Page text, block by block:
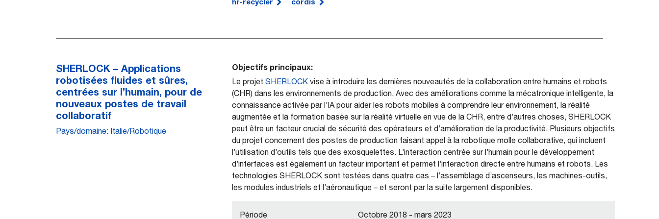
SHERLOCK – Applications
robotisées fluides et sûres,
centrées sur l’humain, pour de
nouveaux postes de travail
collaboratif
Pays/domaine: Italie/Robotique
Objectifs principaux:
Le projet SHERLOCKvise à introduire les dernières nouveautés de la collaboration entre humains et robots
(CHR) dans les environnements de production. Avec des améliorations comme la mécatronique intelligente, la
connaissance activée par l’IA pour aider les robots mobiles à comprendre leur environnement, la réalité
augmentée et la formation basée sur la réalité virtuelle en vue de la CHR, entre d’autres choses, SHERLOCK
peut être un facteur crucial de sécurité des opérateurs et d’amélioration de la productivité. Plusieurs objectifs
du projet concernent des postes de production faisant appel à la robotique molle collaborative, qui incluent
l’utilisation d’outils tels que des exosquelettes. L’interaction centrée sur l’humain pour le développement
d’interfaces est également un facteur important et permet l’interaction directe entre humains et robots. Les
technologies SHERLOCK sont testées dans quatre cas – l’assemblage d’ascenseurs, les machines-outils,
les modules industriels et l’aéronautique – et seront par la suite largement disponibles.
Période Octobre 2018 - mars 2023